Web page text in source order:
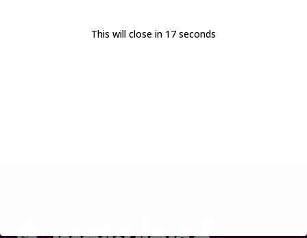
This will close in 16 seconds